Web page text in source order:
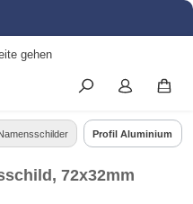
Profil Aluminium
72x32mm